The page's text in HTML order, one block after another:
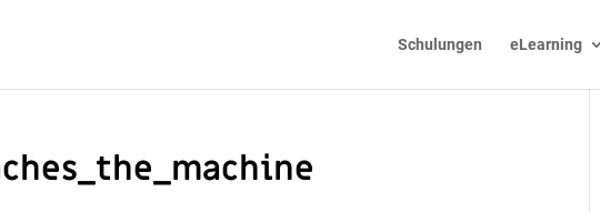
Schulungen eLearning